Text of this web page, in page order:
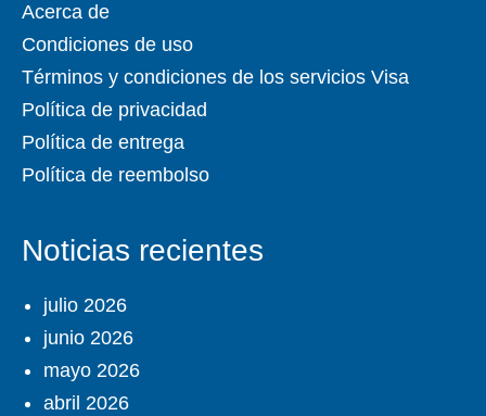
Acerca de
Condiciones de uso
Términos y condiciones de los servicios Visa
Política de privacidad
Política de entrega
Política de reembolso
Noticias recientes
julio 2026
junio 2026
mayo 2026
abril 2026